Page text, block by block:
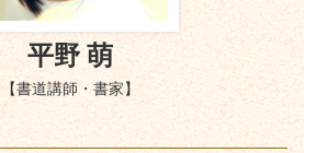
平野 萌
【書道講師・書家】